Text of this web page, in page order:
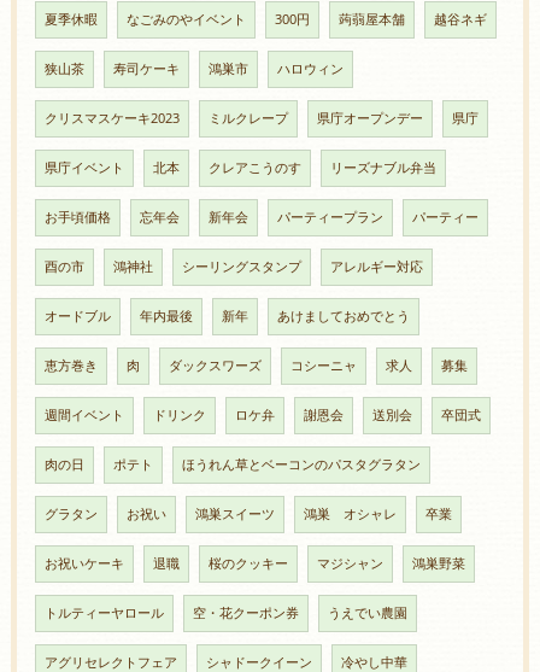
夏季休暇 なごみのやイベント 300円 蒟蒻屋本舗 越谷ネギ
狭山茶 寿司ケーキ 鴻巣市 ハロウィン
クリスマスケーキ2023 ミルクレープ 県庁オープンデー 県庁
県庁イベント 北本 クレアこうのす リーズナブル弁当
お手頃価格 忘年会 新年会 パーティープラン パーティー
酉の市 鴻神社 シーリングスタンプ アレルギー対応
オードブル 年内最後 新年 あけましておめでとう
恵方巻き 肉 ダックスワーズ コシーニャ 求人 募集
週間イベント ドリンク ロケ弁 謝恩会 送別会 卒団式
肉の日 ポテト ほうれん草とベーコンのパスタグラタン
グラタン お祝い 鴻巣スイーツ 鴻巣 オシャレ 卒業
お祝いケーキ 退職 桜のクッキー マジシャン 鴻巣野菜
トルティーヤロール 空・花クーポン券 うえでい農園
アグリセレクトフェア シャドークイーン 冷やし中華